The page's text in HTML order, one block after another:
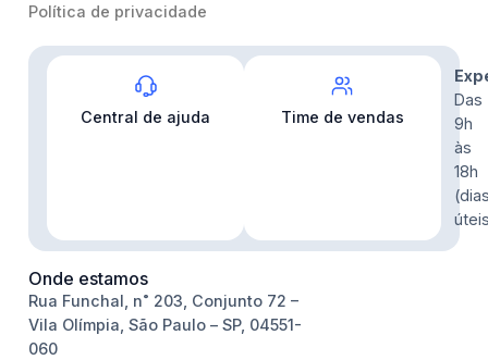
Política de privacidade
Central de ajuda Time de vendas
Das
9h
às
18h
Onde estamos
Rua Funchal, n˚ 203, Conjunto 72 –
Vila Olímpia, São Paulo – SP, 04551-
060